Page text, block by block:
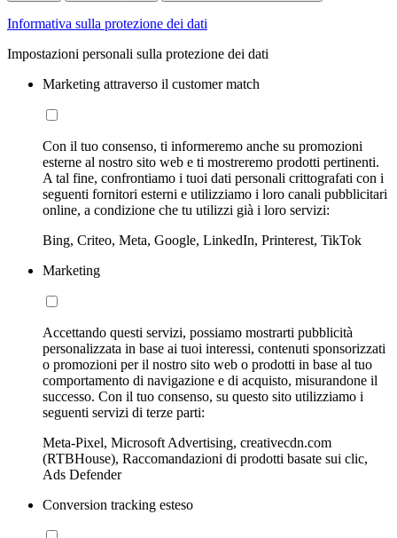
Informativa sulla protezione dei dati
Impostazioni personali sulla protezione dei dati
Marketing attraverso il customer match
Con il tuo consenso, ti informeremo anche su promozioni
esterne al nostro sito web e ti mostreremo prodotti pertinenti.
A tal fine, confrontiamo i tuoi dati personali crittografati con i
seguenti fornitori esterni e utilizziamo i loro canali pubblicitari
online, a condizione che tu utilizzi già i loro servizi:
Bing, Criteo, Meta, Google, LinkedIn, Printerest, TikTok
Marketing
Accettando questi servizi, possiamo mostrarti pubblicità
personalizzata in base ai tuoi interessi, contenuti sponsorizzati
o promozioni per il nostro sito web o prodotti in base al tuo
comportamento di navigazione e di acquisto, misurandone il
successo. Con il tuo consenso, su questo sito utilizziamo i
seguenti servizi di terze parti:
Meta-Pixel, Microsoft Advertising, creativecdn.com
(RTBHouse), Raccomandazioni di prodotti basate sui clic,
Ads Defender
Conversion tracking esteso